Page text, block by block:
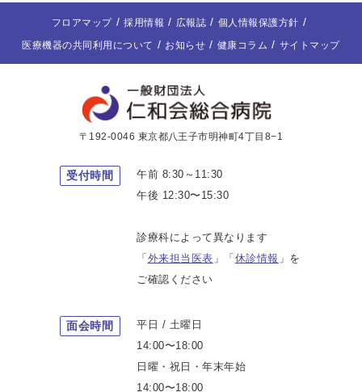
フロアマップ 採用情報 広報誌
個人情報保護方針
医療機器の共同利用について
お知らせ 健康コラム サイトマップ
〒192-0046 東京都八王子市明神町4丁目8−1
受付時間
午前 8:30～11:30
午後 12:30〜15:30
診療科によって異なります
「 外来担当医表 」「 休診情報 」を
ご確認ください
面会時間
平日 / 土曜日
14:00〜18:00
日曜・祝日・年末年始
14:00〜18:00